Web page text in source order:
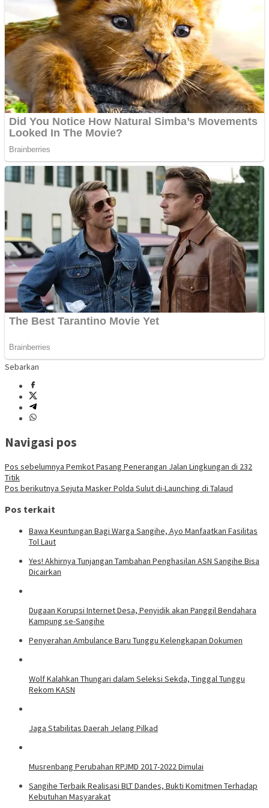
Sebarkan
Navigasi pos
Pos sebelumnya Pemkot Pasang Penerangan Jalan Lingkungan di 232
Titik
Pos berikutnya Sejuta Masker Polda Sulut di-Launching di Talaud
Pos terkait
Bawa Keuntungan Bagi Warga Sangihe, Ayo Manfaatkan Fasilitas
Tol Laut
Yes! Akhirnya Tunjangan Tambahan Penghasilan ASN Sangihe Bisa
Dicairkan
Dugaan Korupsi Internet Desa, Penyidik akan Panggil Bendahara
Kampung se-Sangihe
Penyerahan Ambulance Baru Tunggu Kelengkapan Dokumen
Wolf Kalahkan Thungari dalam Seleksi Sekda, Tinggal Tunggu
Rekom KASN
Jaga Stabilitas Daerah Jelang Pilkad
Musrenbang Perubahan RPJMD 2017-2022 Dimulai
Sangihe Terbaik Realisasi BLT Dandes, Bukti Komitmen Terhadap
Kebutuhan Masyarakat